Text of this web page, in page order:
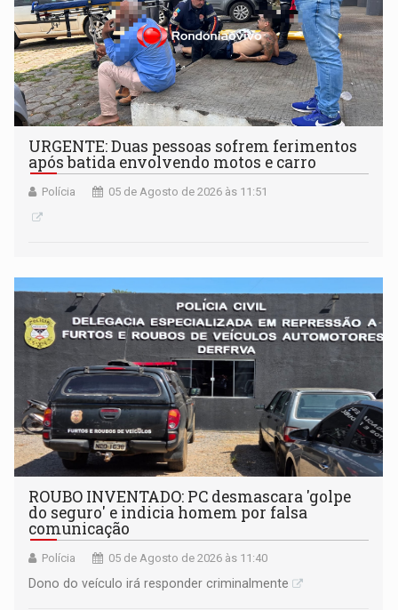
URGENTE: Duas pessoas sofrem ferimentos
após batida envolvendo motos e carro
Polícia 05 de Agosto de 2026 às 11:51
ROUBO INVENTADO: PC desmascara 'golpe
do seguro' e indicia homem por falsa
comunicação
Polícia 05 de Agosto de 2026 às 11:40
Dono do veículo irá responder criminalmente